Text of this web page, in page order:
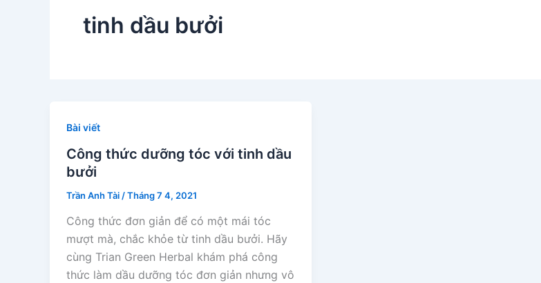
tinh dầu bưởi
Bài viết
Công thức dưỡng tóc với tinh dầu
bưởi
Trần Anh Tài /Tháng 7 4, 2021
Công thức đơn giản để có một mái tóc
mượt mà, chắc khỏe từ tinh dầu bưởi. Hãy
cùng Trian Green Herbal khám phá công
thức làm dầu dưỡng tóc đơn giản nhưng vô